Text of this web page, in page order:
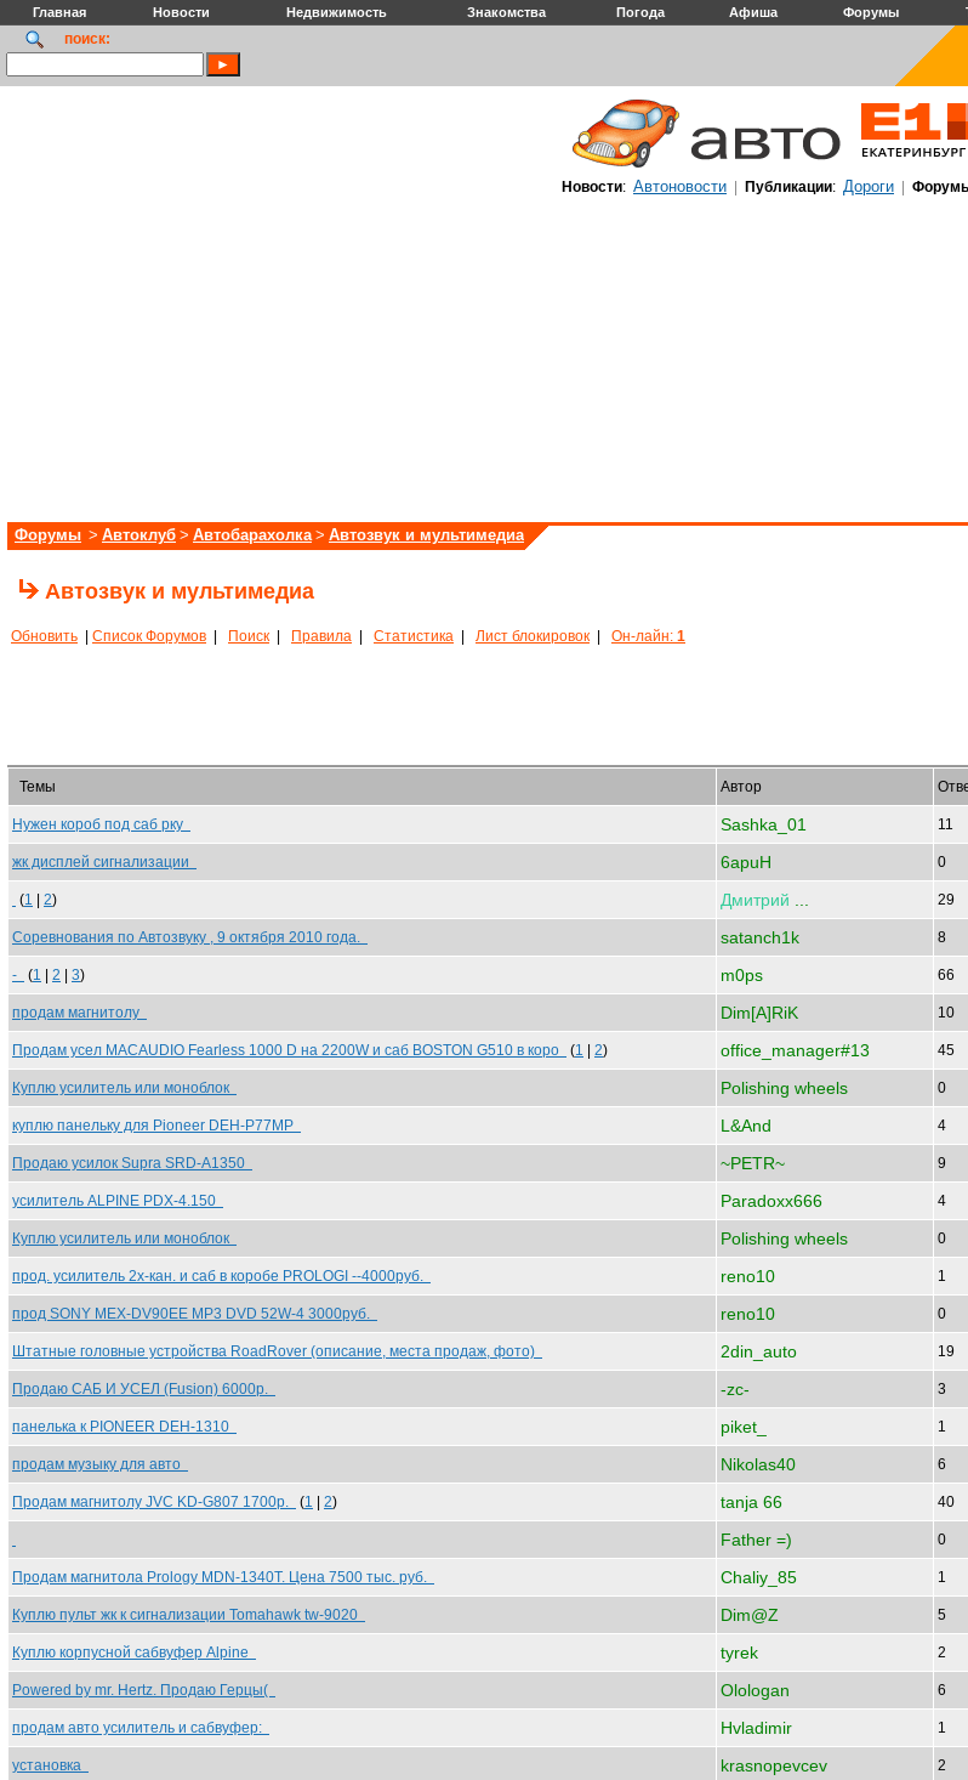
Главная Новости Недвижимость Знакомства Погода Афиша Форумы
поиск:
Новости: Автоновости Публикации: Дороги
Форумы > Автоклуб > Автобарахолка > Автозвук и мультимедиа
Автозвук и мультимедиа
Обновить Список Форумов Поиск Правила Статистика Лист блокировок Он-лайн: 1
Темы Автор
Нужен короб под саб рку Sashka_01 11
жк дисплей сигнализации 6apuH 0
(1 2) Дмитрий 29
Соревнования по Автозвуку , 9 октября 2010 года. satanch1k 8
- (1 2 3) m0ps 66
продам магнитолу Dim[A]RiK 10
Продам усел MACAUDIO Fearless 1000 D на 2200W и саб BOSTON G510 в коро (1 2) office_manager#13 45
Куплю усилитель или моноблок Polishing wheels 0
куплю панельку для Pioneer DEH-P77MP L&And 4
Продаю усилок Supra SRD-A1350 ~PETR~ 9
усилитель ALPINE PDX-4.150 Paradoxx666 4
Куплю усилитель или моноблок Polishing wheels 0
прод. усилитель 2х-кан. и саб в коробе PROLOGI --4000руб. reno10 1
прод SONY MEX-DV90EE MP3 DVD 52W-4 3000руб. reno10 0
Штатные головные устройства RoadRover (описание, места продаж, фото) 2din_auto 19
Продаю САБ И УСЕЛ (Fusion) 6000р. -zc- 3
панелька к PIONEER DEH-1310 piket_ 1
продам музыку для авто Nikolas40 6
Продам магнитолу JVC KD-G807 1700р. (1 2) tanja 66 40
Father =) 0
Продам магнитола Prology MDN-1340T. Цена 7500 тыс. руб. Chaliy_85 1
Куплю пульт жк к сигнализации Tomahawk tw-9020 Dim@Z 5
Куплю корпусной сабвуфер Alpine tyrek 2
Powered by mr. Hertz. Продаю Герцы( Olologan 6
продам авто усилитель и сабвуфер: Hvladimir 1
установка krasnopevcev 2